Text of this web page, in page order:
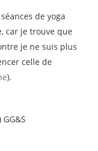
de yoga
car je trouve que
je ne suis plus
celle de
).